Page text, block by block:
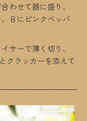
わせて器に盛り、
Ｂにピンクペッパ
サーで薄く切り、
クラッカーを添えて